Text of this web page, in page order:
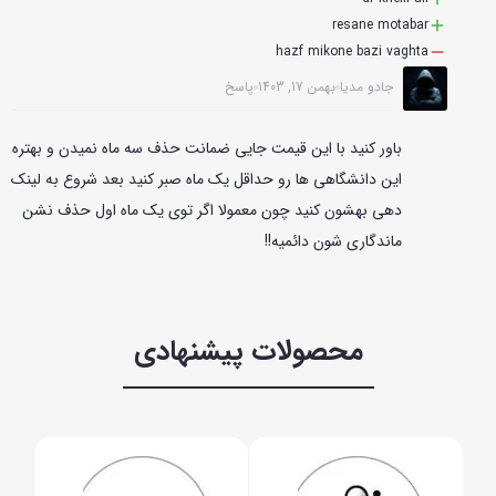
resane motabar
hazf mikone bazi vaghta
جادو مدیا بهمن 17, 1403 پاسخ
باور کنید با این قیمت جایی ضمانت حذف سه ماه نمیدن و بهتره
این دانشگاهی ها رو حداقل یک ماه صبر کنید بعد شروع به لینک
دهی بهشون کنید چون معمولا اگر توی یک ماه اول حذف نشن
ماندگاری شون دائمیه!!
محصولات پیشنهادی